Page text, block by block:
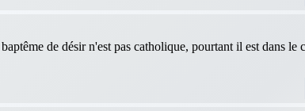
de désir n'est pas catholique, pourtant il est dans le